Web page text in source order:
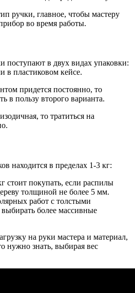
ручки, главное, чтобы мастеру
во время работы.
поступают в двух видах упаковки:
в пластиковом кейсе.
придется постоянно, то
в пользу второго варианта.
то тратиться на
находится в пределах 1-3 кг:
стоит покупать, если распилы
толщиной не более 5 мм.
работ с толстыми
более массивные
на руки мастера и материал,
нужно знать, выбирая вес